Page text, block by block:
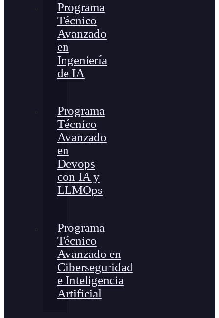
Programa
Técnico
Avanzado
en
Ingeniería
de IA
Programa
Técnico
Avanzado
en
Devops
con IA y
LLMOps
Programa
Técnico
Avanzado en
Ciberseguridad
e Inteligencia
Artificial